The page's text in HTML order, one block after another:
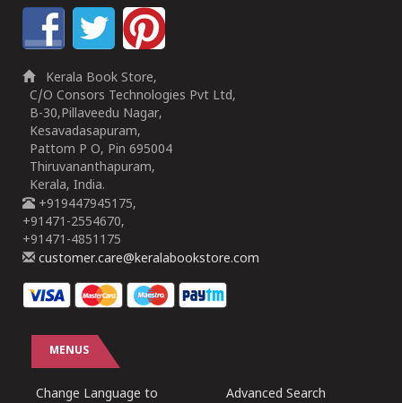
Kerala Book Store,
C/O Consors Technologies Pvt Ltd,
B-30,Pillaveedu Nagar,
Kesavadasapuram,
Pattom P O, Pin 695004
Thiruvananthapuram,
Kerala, India.
+919447945175,
+91471-2554670,
+91471-4851175
customer.care@keralabookstore.com
MENUS
Change Language to
Advanced Search